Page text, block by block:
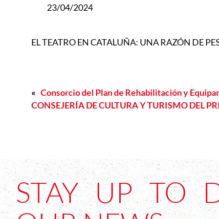
23/04/2024
EL TEATRO EN CATALUÑA: UNA RAZÓN DE
« Consorcio del Plan de Rehabilitación y
CONSEJERÍA DE CULTURA Y TURISMO DEL
STAY UP TO